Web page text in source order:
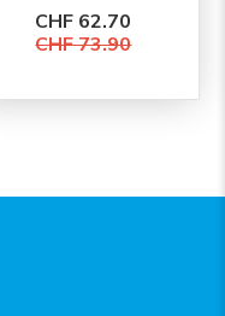
EcoChrome
CHF 62.70
CHF 73.90